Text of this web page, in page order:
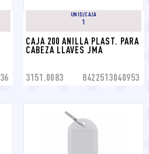
UNID/CAJA
1
CAJA 200 ANILLA PLAST. PARA
CABEZA LLAVES JMA
3151.0083 8422513040953